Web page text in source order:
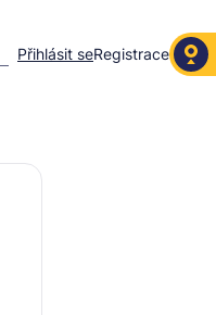
Přihlásit seRegistrace